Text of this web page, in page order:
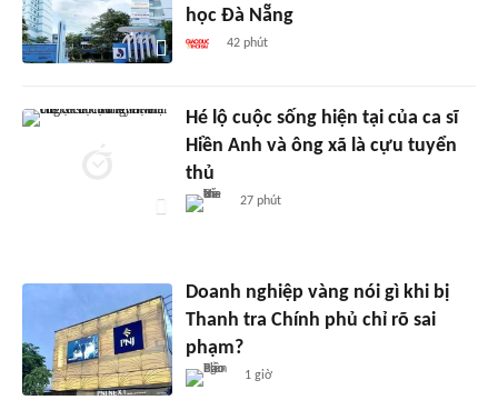
học Đà Nẵng
42 phút
Hé lộ cuộc sống hiện tại của ca sĩ
Hiền Anh và ông xã là cựu tuyển
thủ
27 phút
Doanh nghiệp vàng nói gì khi bị
Thanh tra Chính phủ chỉ rõ sai
phạm?
1 giờ